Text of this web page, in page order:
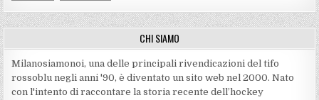
CHI SIAMO
Milanosiamonoi, una delle principali rivendicazioni del tifo
rossoblu negli anni '90, è diventato un sito web nel 2000. Nato
con l'intento di raccontare la storia recente dell’hockey